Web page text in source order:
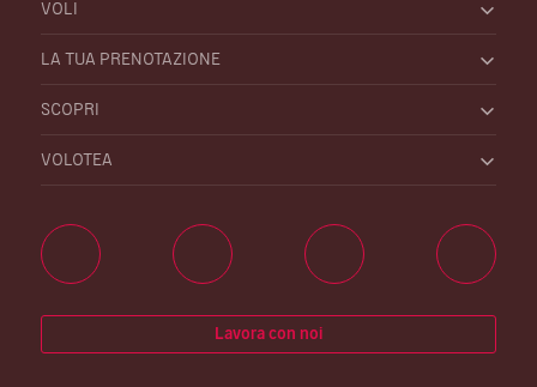
VOLI
LA TUA PRENOTAZIONE
SCOPRI
VOLOTEA
Lavora con noi